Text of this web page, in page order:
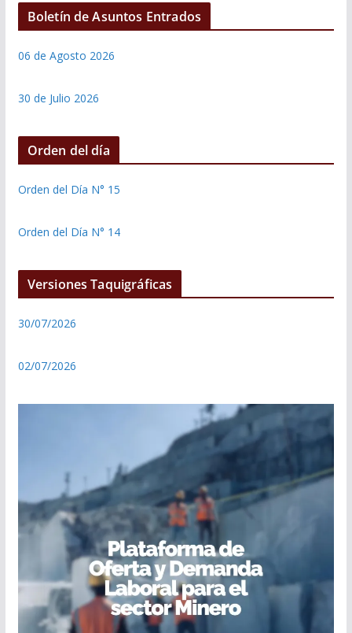
Boletín de Asuntos Entrados
06 de Agosto 2026
30 de Julio 2026
Orden del día
Orden del Día N° 15
Orden del Día N° 14
Versiones Taquigráficas
30/07/2026
02/07/2026